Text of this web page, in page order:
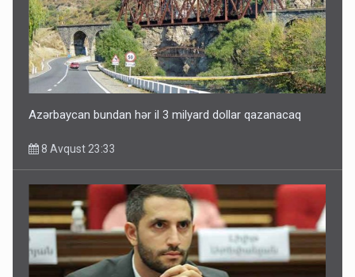
Paşinyan Əliyevə zəng etməsindən danışdı
8 Avqust 16:18
Azərbaycan bundan hər il 3 milyard dollar qazanacaq
8 Avqust 23:33